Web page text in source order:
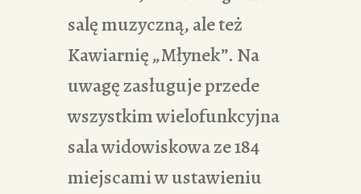
salę muzyczną, ale też
Kawiarnię „Młynek”. Na
uwagę zasługuje przede
wszystkim wielofunkcyjna
sala widowiskowa ze 184
miejscami w ustawieniu